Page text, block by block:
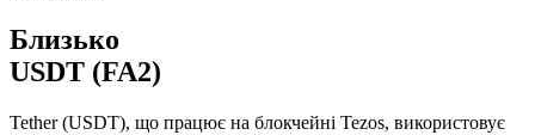
Близько
USDT (FA2)
Tether (USDT), що працює на блокчейні Tezos, використовує